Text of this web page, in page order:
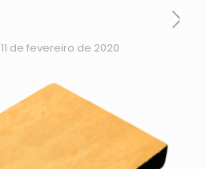
11 de fevereiro de 2020